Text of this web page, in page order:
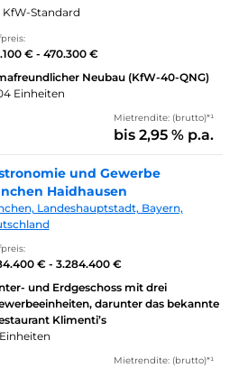
KfW-Standard
€ - 470.300 €
Neubau (KfW-40-QNG)
Einheiten
Mietrendite: (brutto)*¹
bis 2,95 % p.a.
und Gewerbe
Haidhausen
Landeshauptstadt, Bayern,
€ - 3.284.400 €
und Erdgeschoss mit drei
darunter das bekannte
Klimenti’s
Mietrendite: (brutto)*¹